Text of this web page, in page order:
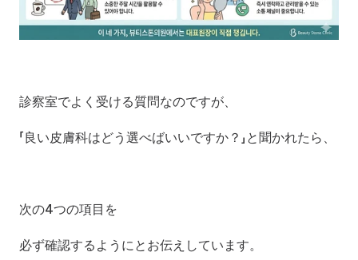
診察室でよく受ける質問なのですが、
「良い皮膚科はどう選べばいいですか？」と聞かれたら、
次の4つの項目を
必ず確認するようにとお伝えしています。